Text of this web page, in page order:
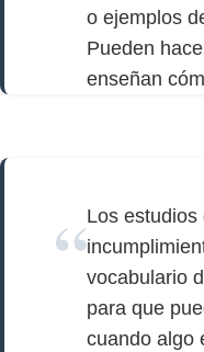
o ejemplos
Pueden
enseñan
Los estudios
vocabulario
para que
cuando algo